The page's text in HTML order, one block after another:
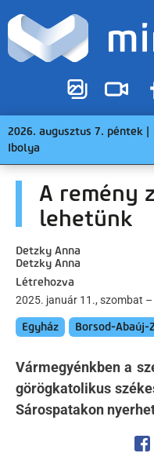
2026. augusztus 7. péntek |
Ibolya
A remény
lehetünk
Detzky Anna
Detzky Anna
Létrehozva
2025. január 11., szombat
Egyház Borsod-Abaúj-
Vármegyénkben a
görögkatolikus
Sárospatakon